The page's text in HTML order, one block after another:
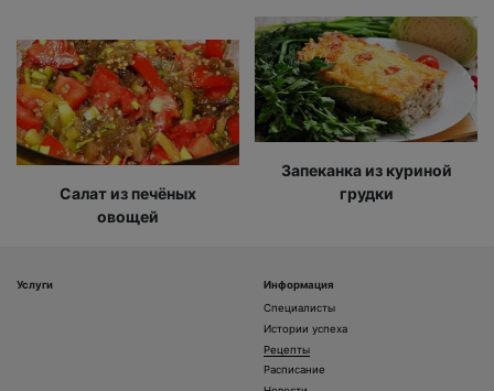
Салат из печёных
овощей
Запеканка из куриной
грудки
Услуги
Информация
Специалисты
Истории успеха
Рецепты
Расписание